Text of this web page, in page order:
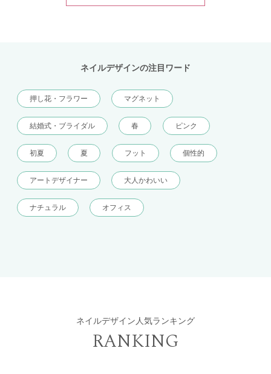
ネイルデザインの注目ワード
押し花・フラワー マグネット
結婚式・ブライダル 春 ピンク
初夏 夏 フット 個性的
アートデザイナー 大人かわいい
ナチュラル オフィス
ネイルデザイン人気ランキング
RANKING